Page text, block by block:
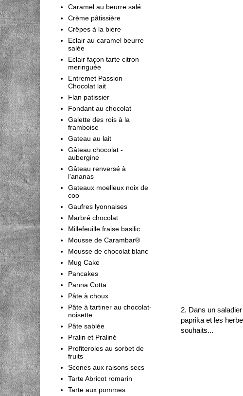
2. Dans un
paprika et les
souhaits...
Caramel au beurre salé
Crème pâtissière
Crêpes à la bière
Eclair au caramel beurre
salée
Eclair façon tarte citron
meringuée
Entremet Passion -
Chocolat lait
Flan patissier
Fondant au chocolat
Galette des rois à la
framboise
Gateau au lait
Gâteau chocolat -
aubergine
Gâteau renversé à
l'ananas
Gateaux moelleux noix de
coo
Gaufres lyonnaises
Marbré chocolat
Millefeuille fraise basilic
Mousse de Carambar®
Mousse de chocolat blanc
Mug Cake
Pancakes
Panna Cotta
Pâte à choux
Pâte à tartiner au chocolat-
noisette
Pâte sablée
Pralin et Praliné
Profiteroles au sorbet de
fruits
Scones aux raisons secs
Tarte Abricot romarin
Tarte aux pommes